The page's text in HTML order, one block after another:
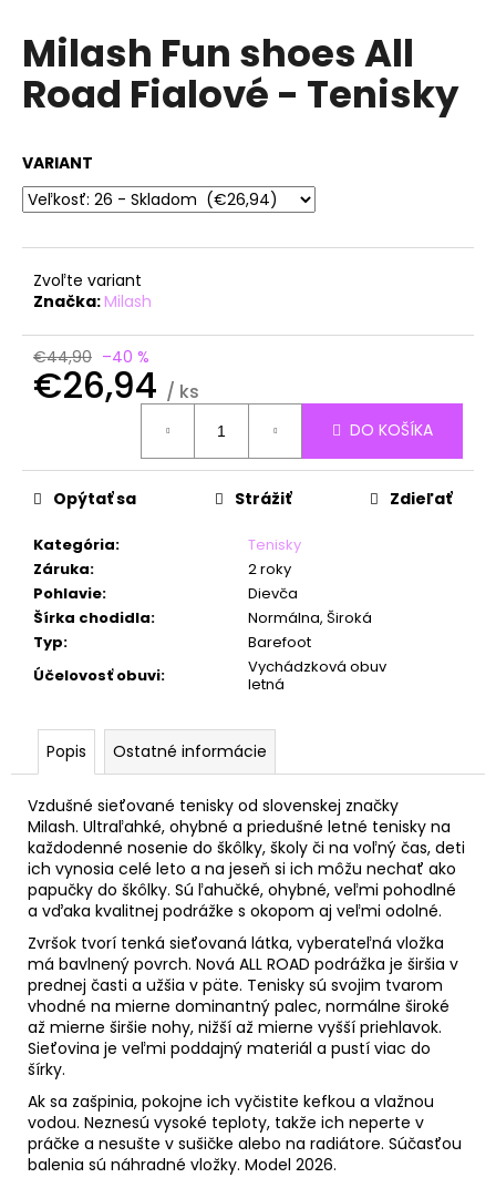
Milash Fun shoes All
Road Fialové - Tenisky
VARIANT
Zvoľte variant
Značka:Milash
€44,90 –40 %
€26,94 / ks
DO KOŠÍKA
Kategória:
Tenisky
Záruka:
2 roky
Pohlavie:
Dievča
Šírka chodidla:
Normálna, Široká
Typ:
Barefoot
Účelovosť obuvi:
Vychádzková obuv
letná
Opýtať sa Strážiť Zdieľať
Popis Ostatné informácie
Vzdušné sieťované tenisky od slovenskej značky
Milash. Ultraľahké, ohybné a priedušné letné tenisky na
každodenné nosenie do škôlky, školy či na voľný čas, deti
ich vynosia celé leto a na jeseň si ich môžu nechať ako
papučky do škôlky. Sú ľahučké, ohybné, veľmi pohodlné
a vďaka kvalitnej podrážke s okopom aj veľmi odolné.
Zvršok tvorí tenká sieťovaná látka, vyberateľná vložka
má bavlnený povrch. Nová ALL ROAD podrážka je širšia v
prednej časti a užšia v päte. Tenisky sú svojim tvarom
vhodné na mierne dominantný palec, normálne široké
až mierne širšie nohy, nižší až mierne vyšší priehlavok.
Sieťovina je veľmi poddajný materiál a pustí viac do
šírky.
Ak sa zašpinia, pokojne ich vyčistite kefkou a vlažnou
vodou. Neznesú vysoké teploty, takže ich neperte v
práčke a nesušte v sušičke alebo na radiátore. Súčasťou
balenia sú náhradné vložky. Model 2026.
j
s
ť
O
d
ú
č
m
e